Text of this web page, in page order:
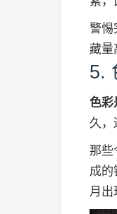
警惕
藏量
5.
色彩
久，
那些
成的
月出